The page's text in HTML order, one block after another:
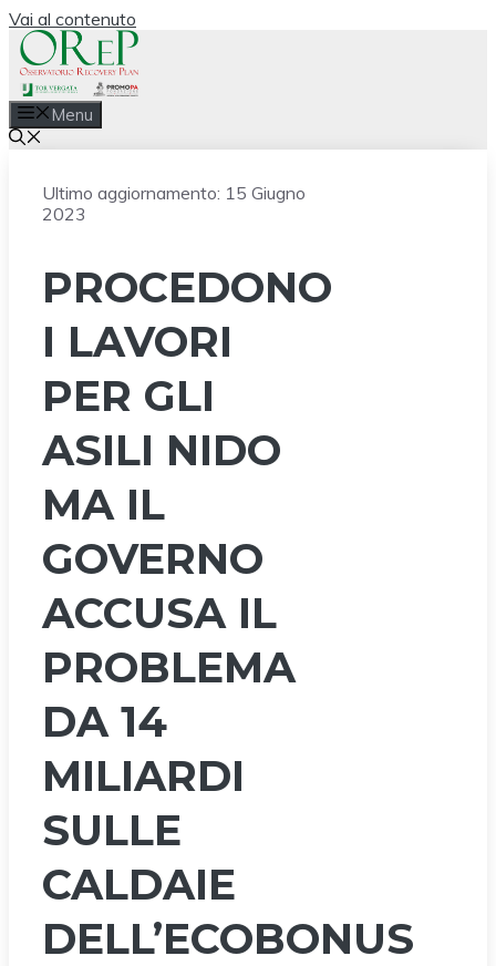
Vai al contenuto
Menu
Ultimo aggiornamento: 15 Giugno
2023
PROCEDONO
I LAVORI
PER GLI
ASILI NIDO
MA IL
GOVERNO
ACCUSA IL
PROBLEMA
DA 14
MILIARDI
SULLE
CALDAIE
DELL’ECOBONUS